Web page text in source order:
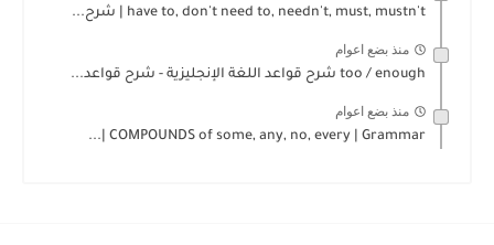
have to, don't need to, needn't, must, mustn't | شرح...
منذ بضع اعوام
too / enough شرح قواعد اللغة الإنجليزية - شرح قواعد...
منذ بضع اعوام
COMPOUNDS of some, any, no, every | Grammar |...